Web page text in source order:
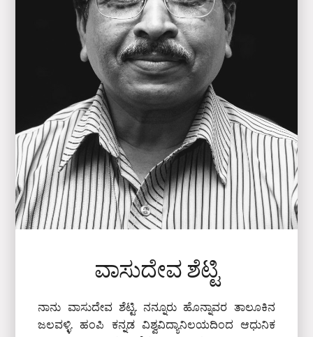
ವಾಸುದೇವ ಶೆಟ್ಟಿ
ನಾನು ವಾಸುದೇವ ಶೆಟ್ಟಿ. ನನ್ನೂರು ಹೊನ್ನಾವರ ತಾಲೂಕಿನ
ಜಲವಳ್ಳಿ. ಹಂಪಿ ಕನ್ನಡ ವಿಶ್ವವಿದ್ಯಾನಿಲಯದಿಂದ ಆಧುನಿಕ